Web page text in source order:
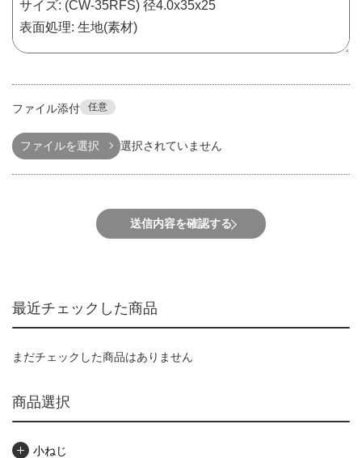
ファイル添付 任意
ファイルを選択 選択されていません
送信内容を確認する
最近チェックした商品
まだチェックした商品はありません
商品選択
小ねじ